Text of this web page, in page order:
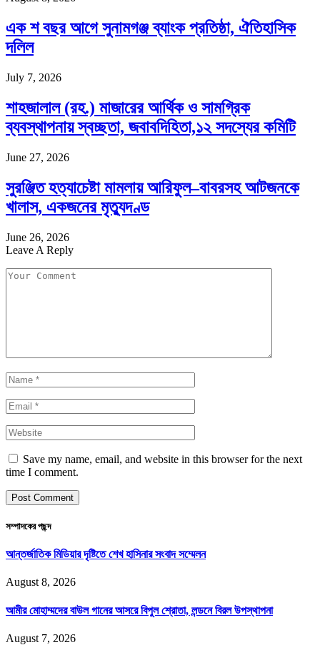
এক শ বছর আগে সুনামগঞ্জ ব্যাংক প্রতিষ্ঠা, ঐতিহাসিক
দলিল
July 7, 2026
শাহজালাল (রহ.) মাজারের আর্থিক ও সামগ্রিক
ব্যবস্থাপনায় স্বচ্ছতা, জবাবদিহিতা,১২ সদস্যের কমিটি
June 27, 2026
সুরঞ্জিত হত্যাচেষ্টা মামলায় আরিফুল–বাবরসহ আটজনকে
খালাস, একজনের মৃত্যুদণ্ড
June 26, 2026
Leave A Reply
Save my name, email, and website in this browser for the next
time I comment.
সম্পাদকের পছন্দ
আন্তর্জাতিক মিডিয়ার দৃষ্টিতে শেখ হাসিনার সংবাদ সম্মেলন
August 8, 2026
আমীর মোহাম্মদের বাউল গানের আসরে বিপুল শ্রোতা, লন্ডনে বিরল উপস্থাপনা
August 7, 2026